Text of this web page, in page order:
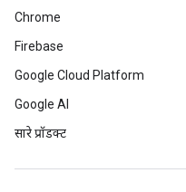
Chrome
Firebase
Google Cloud Platform
Google AI
सारे प्रॉडक्ट